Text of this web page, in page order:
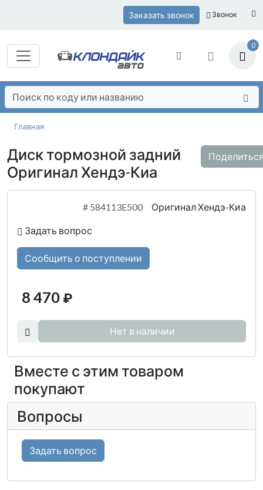
Заказать звонок Звонок
0
Главная
Диск тормозной задний
Оригинал Хендэ-Киа
# 584113E500 Оригинал Хендэ-Киа
Задать вопрос
Сообщить о поступлении
8 470 ₽
Нет в наличии
Вместе с этим товаром
покупают
Вопросы
Задать вопрос